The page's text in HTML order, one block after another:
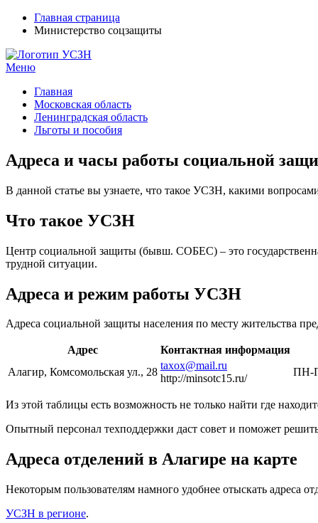
Главная страница
Министерство соцзащиты
Меню
Главная
Московская область
Ленинградская область
Льготы и пособия
Адреса и часы работы социальной
В данной статье вы узнаете, что такое УСЗН, какими
Что такое УСЗН
Центр социальной защиты (бывш. СОБЕС) – это
трудной ситуации.
Адреса и режим работы УСЗН
Адреса социальной защиты населения по месту жительства
Адрес Контактная информация
Алагир, Комсомольская ул., 28
taxox@mail.ru
http://minsotc15.ru/
ПН-
Из этой таблицы есть возможность не только найти где
Опытный персонал техподдержки даст совет и поможет
Адреса отделений в Алагире на карте
Некоторым пользователям намного удобнее отыскать адреса
УСЗН в регионе.